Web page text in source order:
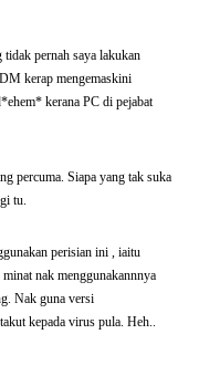
tidak pernah saya lakukan
kerap mengemaskini
kerana PC di pejabat
percuma. Siapa yang tak suka
tu.
perisian ini , iaitu
nak menggunakannnya
Nak guna versi
kepada virus pula. Heh..